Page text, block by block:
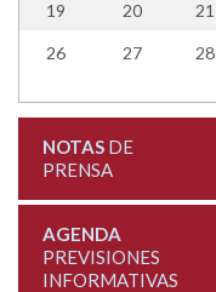
19 20 21
26 27 28
NOTASDE
PRENSA
AGENDA
PREVISIONES
INFORMATIVAS